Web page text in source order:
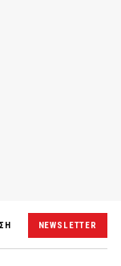
NEWSLETTER